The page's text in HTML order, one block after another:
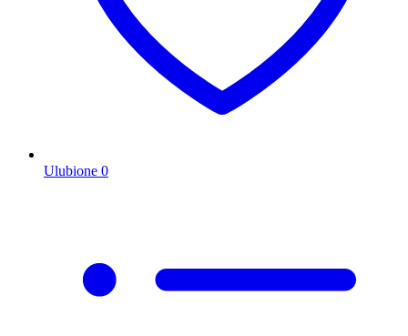
Ulubione 0